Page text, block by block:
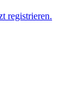
registrieren.